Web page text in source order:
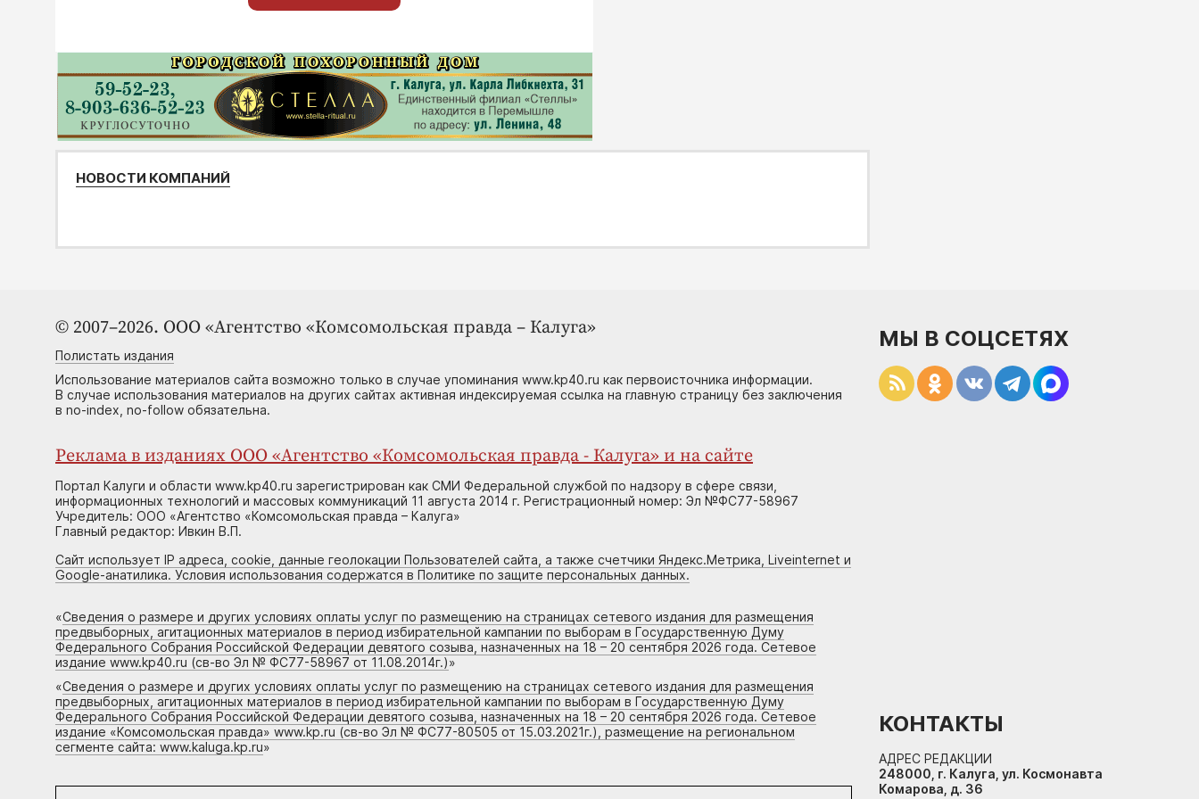
НОВОСТИ КОМПАНИЙ
© 2007–2026. ООО «Агентство «Комсомольская правда – Калуга»
Полистать издания
Использование материалов сайта возможно только в случае упоминания www.kp40.ru как первоисточника информации.
В случае использования материалов на других сайтах активная индексируемая ссылка на главную страницу без заключения
в no-index, no-follow обязательна.
Реклама в изданиях ООО «Агентство «Комсомольская правда - Калуга» и на сайте
Портал Калуги и области www.kp40.ru зарегистрирован как СМИ Федеральной службой по надзору в сфере связи,
информационных технологий и массовых коммуникаций 11 августа 2014 г. Регистрационный номер: Эл №ФС77-58967
Учредитель: ООО «Агентство «Комсомольская правда – Калуга»
Главный редактор: Ивкин В.П.
Сайт использует IP адреса, cookie, данные геолокации Пользователей сайта, а также счетчики Яндекс.Метрика, Liveinternet и
Google-анатилика. Условия использования содержатся в Политике по защите персональных данных.
«Сведения о размере и других условиях оплаты услуг по размещению на страницах сетевого издания для размещения
предвыборных, агитационных материалов в период избирательной кампании по выборам в Государственную Думу
Федерального Собрания Российской Федерации девятого созыва, назначенных на 18 – 20 сентября 2026 года. Сетевое
издание www.kp40.ru (св-во Эл № ФС77-58967 от 11.08.2014г.)»
«Сведения о размере и других условиях оплаты услуг по размещению на страницах сетевого издания для размещения
предвыборных, агитационных материалов в период избирательной кампании по выборам в Государственную Думу
Федерального Собрания Российской Федерации девятого созыва, назначенных на 18 – 20 сентября 2026 года. Сетевое
издание «Комсомольская правда» www.kp.ru (св-во Эл № ФС77-80505 от 15.03.2021г.), размещение на региональном
сегменте сайта: www.kaluga.kp.ru»
МЫ В СОЦСЕТЯХ
КОНТАКТЫ
АДРЕС РЕДАКЦИИ
248000, г. Калуга, ул. Космонавта
Комарова, д. 36